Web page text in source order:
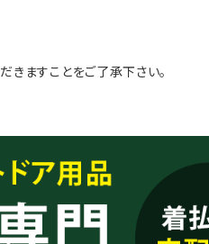
ますことをご了承下さい。